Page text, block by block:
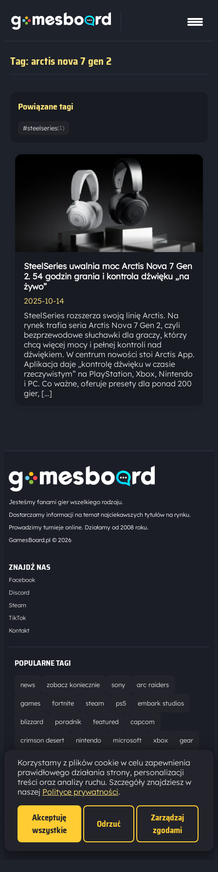
Tag: arctis nova 7 gen 2
Powiązane tagi
#steelseries(1)
SteelSeries uwalnia moc Arctis Nova 7 Gen
2. 54 godzin grania i kontrola dźwięku „na
żywo”
2025-10-14
SteelSeries rozszerza swoją linię Arctis. Na
rynek trafia seria Arctis Nova 7 Gen 2, czyli
bezprzewodowe słuchawki dla graczy, którzy
chcą więcej mocy i pełnej kontroli nad
dźwiękiem. W centrum nowości stoi Arctis App.
Aplikacja daje „kontrolę dźwięku w czasie
rzeczywistym” na PlayStation, Xbox, Nintendo
i PC. Co ważne, oferuje presety dla ponad 200
gier, […]
Jesteśmy fanami gier wszelkiego rodzaju.
Dostarczamy informacji na temat najciekawszych tytułów na rynku.
Prowadzimy turnieje online. Działamy od 2008 roku.
GamesBoard.pl © 2026
ZNAJDŹ NAS
Facebook
Discord
Steam
TikTok
Kontakt
POPULARNE TAGI
news zobacz koniecznie sony arc raiders
games fortnite steam ps5 embark studios
blizzard poradnik featured capcom
crimson desert nintendo microsoft xbox gear
world of warcraft solucja marathon ubisoft
bungie recenzja resident evil requiem gaming
aktualizacja pc epic games
Polityka prywatności ·
Korzystamy z plików cookie w celu zapewnienia
prawidłowego działania strony, personalizacji
treści oraz analizy ruchu. Szczegóły znajdziesz w
naszej Polityce prywatności.
Akceptuję
wszystkie
Odrzuć
Zarządzaj
zgodami